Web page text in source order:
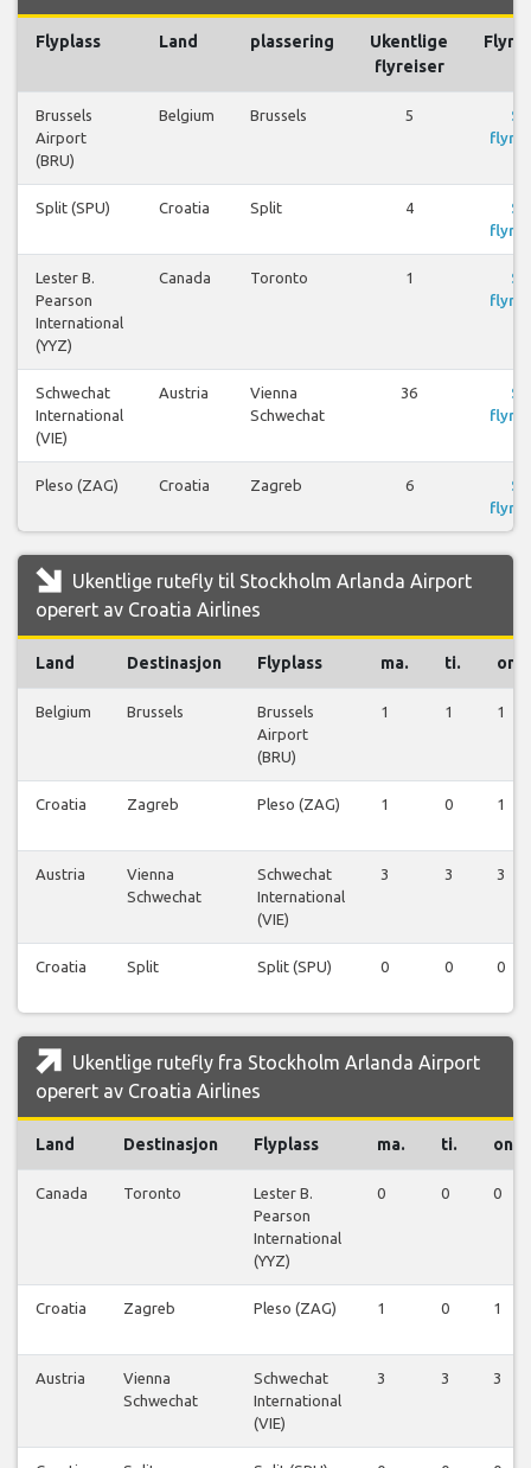
Flyplass Land plassering
Ukentlige
flyreiser
Brussels
Airport
(BRU)
Belgium Brussels 5
Se
Split (SPU) Croatia Split 4
Se
Lester B.
Pearson
International
(YYZ)
Canada Toronto 1
Se
Schwechat
International
(VIE)
Austria
Vienna
Schwechat
36
Se
Pleso (ZAG) Croatia Zagreb 6
Se
Ukentlige rutefly til Stockholm Arlanda Airport
operert av Croatia Airlines
Land Destinasjon Flyplass ma. ti. on.
Belgium Brussels
Brussels
Airport
(BRU)
1 1 1
Croatia Zagreb Pleso (ZAG) 1 0 1
Austria
Vienna
Schwechat
Schwechat
International
(VIE)
3 3 3
Croatia Split Split (SPU) 0 0 0
Ukentlige rutefly fra Stockholm Arlanda Airport
operert av Croatia Airlines
Land Destinasjon Flyplass ma. ti. on.
Canada Toronto
Lester B.
Pearson
International
(YYZ)
0 0 0
Croatia Zagreb Pleso (ZAG) 1 0 1
Austria
Vienna
Schwechat
Schwechat
International
(VIE)
3 3 3